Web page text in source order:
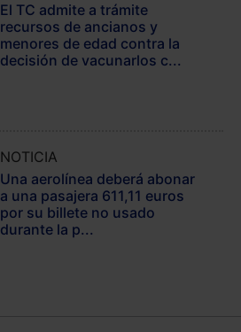
El TC admite a trámite
recursos de ancianos y
menores de edad contra la
decisión de vacunarlos c...
NOTICIA
Una aerolínea deberá abonar
a una pasajera 611,11 euros
por su billete no usado
durante la p...